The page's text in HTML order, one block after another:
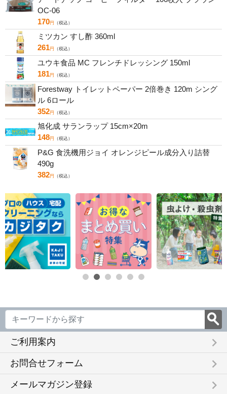
OC-06
170円 （税込）
ミツカン すし酢 360ml
261円 （税込）
ユウキ食品 MC フレンチドレッシング 150ml
181円 （税込）
Forestway トイレットペーパー 2倍巻き 120m シング
ル 6ロール
352円 （税込）
旭化成 サランラップ 15cm×20m
148円 （税込）
P&G 食洗機用ジョイ オレンジピール成分入り詰替
490g
382円 （税込）
ご利用案内 keyboard_arrow_right
お問合せフォーム keyboard_arrow_right
メールマガジン登録 keyboard_arrow_right